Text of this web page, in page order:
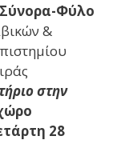
Φύλο
&
στην
28